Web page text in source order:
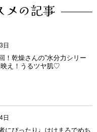
メの記事
日
！乾燥さんの”水分力シリー
映え！うるツヤ肌♡
日
にぴったり♩はけまろでめち